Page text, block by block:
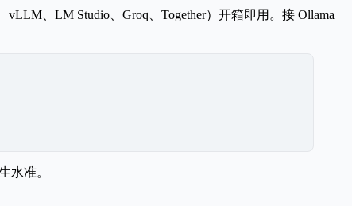
、LM Studio、Groq、Together）开箱即用。接 Ollama
水准。